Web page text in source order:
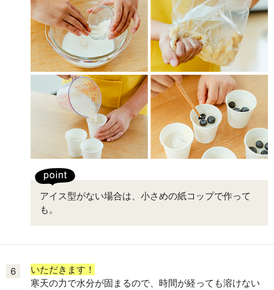
アイス型がない場合は、小さめの紙コップで作って
も。
6
いただきます！
寒天の力で水分が固まるので、時間が経っても溶けない